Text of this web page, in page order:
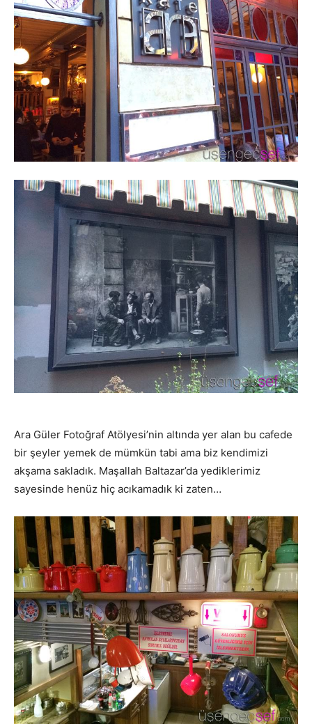
Ara Güler Fotoğraf Atölyesi’nin altında yer alan bu cafede
bir şeyler yemek de mümkün tabi ama biz kendimizi
akşama sakladık. Maşallah Baltazar’da yediklerimiz
sayesinde henüz hiç acıkamadık ki zaten…